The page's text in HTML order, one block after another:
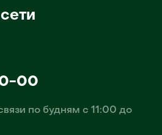
00
по будням с 11:00 до